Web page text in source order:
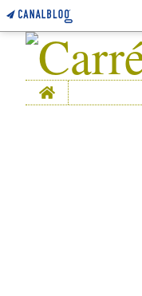
Home